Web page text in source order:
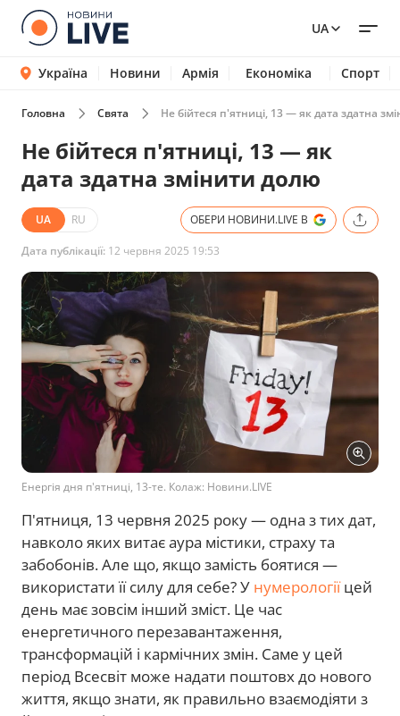
UA
Україна Новини Армія Економіка Спорт
Головна Свята Не бійтеся п'ятниці, 13 — як дата здатна
Не бійтеся п'ятниці, 13 — як
дата здатна змінити долю
UA RU ОБЕРИ НОВИНИ.LIVE В
Дата публікації: 12 червня 2025 19:53
Енергія дня п'ятниці, 13-те. Колаж: Новини.LIVE
П'ятниця, 13 червня 2025 року — одна з тих дат,
навколо яких витає аура містики, страху та
забобонів. Але що, якщо замість боятися —
використати її силу для себе? У нумерологіїцей
день має зовсім інший зміст. Це час
енергетичного перезавантаження,
трансформацій і кармічних змін. Саме у цей
період Всесвіт може надати поштовх до нового
життя, якщо знати, як правильно взаємодіяти з